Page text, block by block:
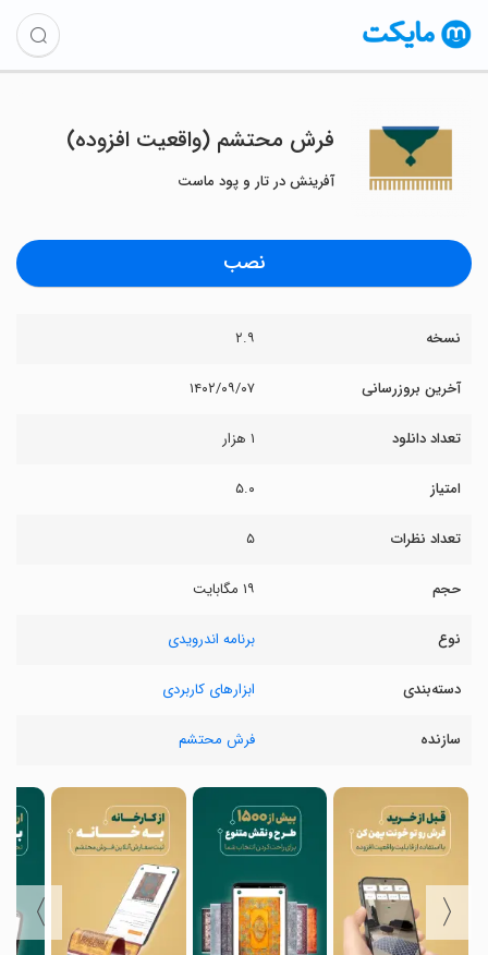
فرش محتشم (واقعیت افزوده)
آفرینش در تار و پود ماست
نصب
نسخه ۲.۹
آخرین بروزرسانی ۱۴۰۲/۰۹/۰۷
تعداد دانلود ۱ هزار
امتیاز ۵.۰
تعداد نظرات ۵
حجم ۱۹ مگابایت
نوع برنامه اندرویدی
دسته‌بندی ابزارهای کاربردی
سازنده فرش محتشم
〈
〉